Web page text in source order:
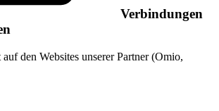
Verbindungen
den Websites unserer Partner (Omio,